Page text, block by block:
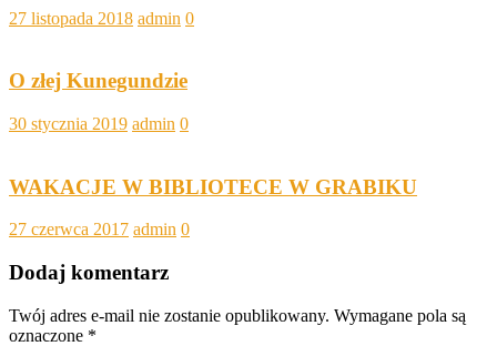
27 listopada 2018 admin 0
O złej Kunegundzie
30 stycznia 2019 admin 0
WAKACJE W BIBLIOTECE W GRABIKU
27 czerwca 2017 admin 0
Dodaj komentarz
Twój adres e-mail nie zostanie opublikowany. Wymagane pola są
oznaczone *